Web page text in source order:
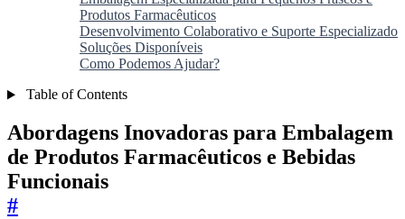
Produtos Farmacêuticos
Desenvolvimento Colaborativo e Suporte Especializado
Soluções Disponíveis
Como Podemos Ajudar?
Table of Contents
Abordagens Inovadoras para Embalagem
de Produtos Farmacêuticos e Bebidas
Funcionais
#